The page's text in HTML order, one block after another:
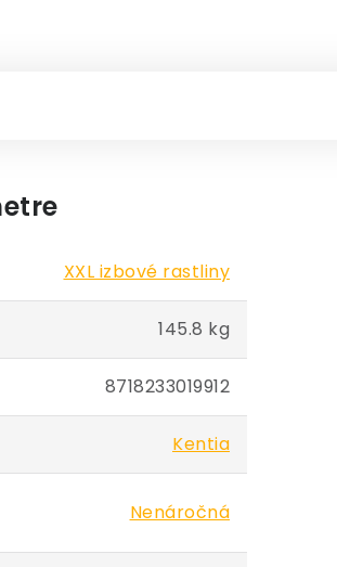
XXL izbové rastliny
145.8 kg
8718233019912
Kentia
Nenáročná